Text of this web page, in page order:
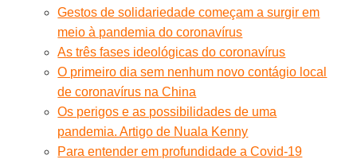
Gestos de solidariedade começam a surgir em
meio à pandemia do coronavírus
As três fases ideológicas do coronavírus
O primeiro dia sem nenhum novo contágio local
de coronavírus na China
Os perigos e as possibilidades de uma
pandemia. Artigo de Nuala Kenny
Para entender em profundidade a Covid-19